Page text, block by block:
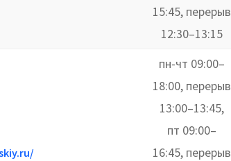
15:45, перерыв
12:30–13:15
пн-чт 09:00–
18:00, перерыв
13:00–13:45,
пт 09:00–
16:45, перерыв